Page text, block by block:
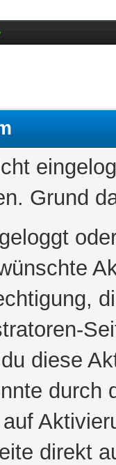
Grund
diese
durch
direkt